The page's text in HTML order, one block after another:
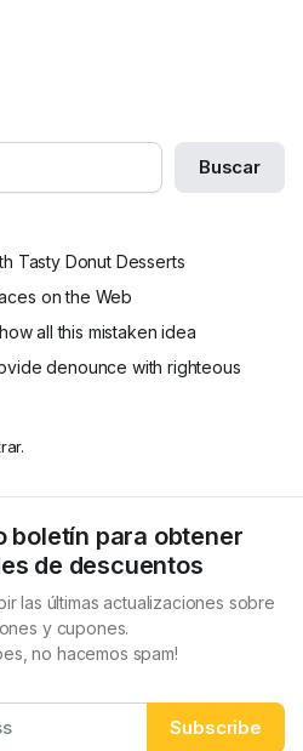
Buscar
Tasty Donut Desserts
on the Web
all this mistaken idea
denounce with righteous
boletín para obtener
de descuentos
las últimas actualizaciones sobre
y cupones.
no hacemos spam!
Subscribe